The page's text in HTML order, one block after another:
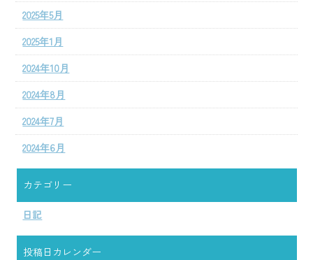
2025年5月
2025年1月
2024年10月
2024年8月
2024年7月
2024年6月
カテゴリー
日記
投稿日カレンダー